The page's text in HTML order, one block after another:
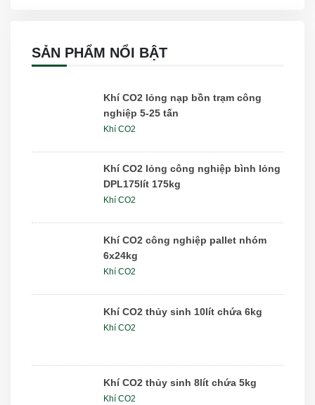
SẢN PHẨM NỔI BẬT
Khí CO2 lỏng nạp bồn trạm công
nghiệp 5-25 tấn
Khí CO2
Khí CO2 lỏng công nghiệp bình lỏng
DPL175lít 175kg
Khí CO2
Khí CO2 công nghiệp pallet nhóm
6x24kg
Khí CO2
Khí CO2 thủy sinh 10lít chứa 6kg
Khí CO2
Khí CO2 thủy sinh 8lít chứa 5kg
Khí CO2